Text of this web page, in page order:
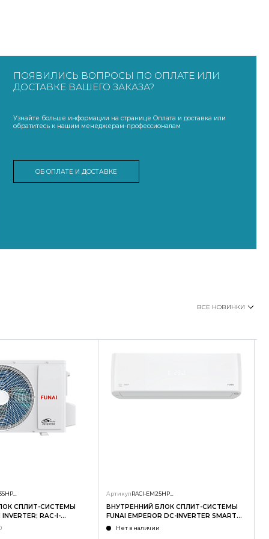
ПОЯВИЛИСЬ ВОПРОСЫ ПО ОПЛАТЕ ИЛИ
ДОСТАВКЕ ВАШЕГО ЗАКАЗА?
Узнайте больше информации на странице Оплата и доставка или
обратитесь к нашим менеджерам-профессионалам
ОБ ОПЛАТЕ И ДОСТАВКЕ
ВСЕ НОВИНКИ
СПЛИТ-СИСТЕМЫ
INVERTER; RAC-I-
Артикул RACI-EM25HP.D04/S
ВНУТРЕННИЙ БЛОК СПЛИТ-СИСТЕМЫ
FUNAI EMPEROR DC-INVERTER SMART
EYE; RACI-EM25HP.D04/S
Нет в наличии